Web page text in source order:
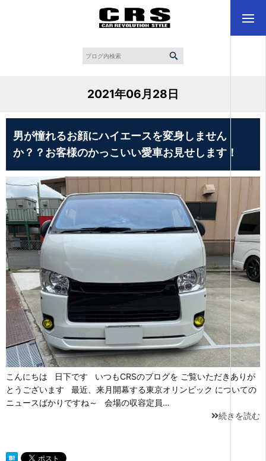
2021年06月28日
男が憧れるお顔にハイエースを変身しません
か？？お客様のかっこいい愛車お見せします！
こんにちは 日下です いつもCRSのブログを ご覧いただきありが
とうございます 最近、来月開幕する東京オリンピック についての
ニュースばかりですね～ 会場の収容定員…
続きを読む